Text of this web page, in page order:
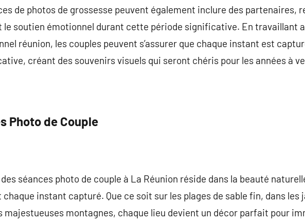
de photos de grossesse peuvent également inclure des partenaires,
le soutien émotionnel durant cette période significative. En travaillant
réunion, les couples peuvent s’assurer que chaque instant est
créant des souvenirs visuels qui seront chéris pour les années à
Photo de Couple
séances photo de couple à La Réunion réside dans la beauté
instant capturé. Que ce soit sur les plages de sable fin, dans les
majestueuses montagnes, chaque lieu devient un décor parfait pour